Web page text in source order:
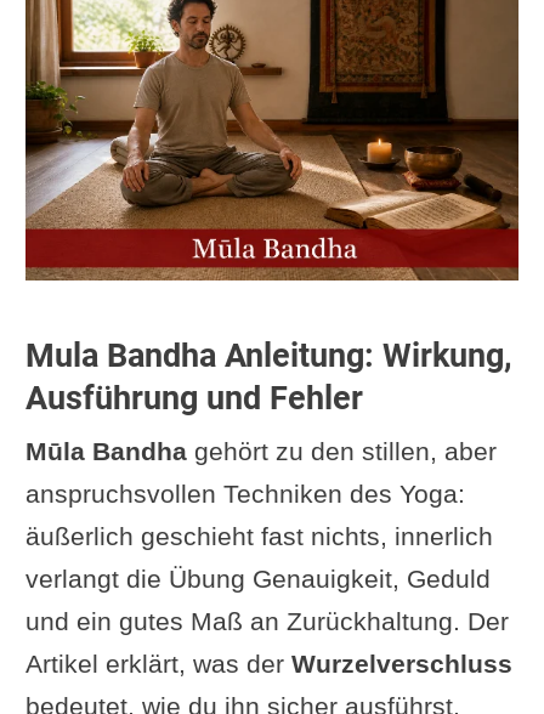
Mula Bandha Anleitung: Wirkung,
Ausführung und Fehler
Mūla Bandhagehört zu den stillen, aber
anspruchsvollen Techniken des Yoga:
äußerlich geschieht fast nichts, innerlich
verlangt die Übung Genauigkeit, Geduld
und ein gutes Maß an Zurückhaltung. Der
Artikel erklärt, was der Wurzelverschluss
bedeutet, wie du ihn sicher ausführst,